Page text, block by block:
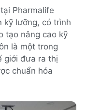
Pharmalife
kỹ lưỡng, có trình
tạo nâng cao kỹ
là một trong
giới đưa ra thị
chuẩn hóa